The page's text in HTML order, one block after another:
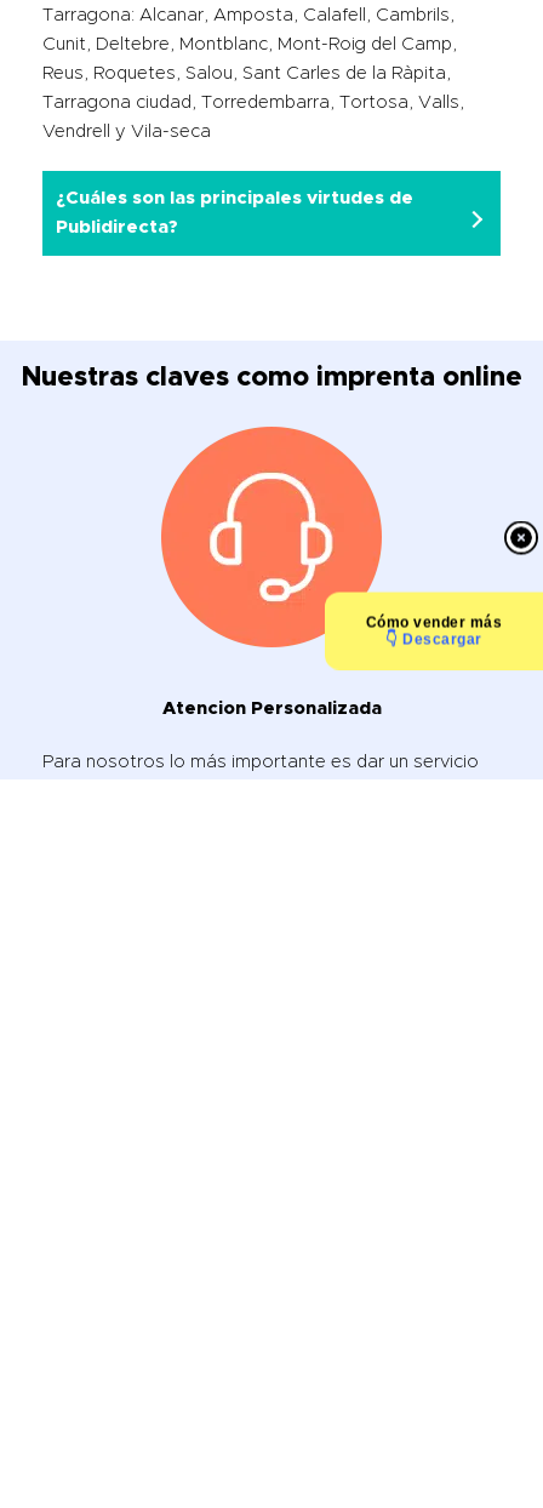
Cómovender más
👇 Descargar
Tarragona: Alcanar, Amposta, Calafell, Cambrils,
Cunit, Deltebre, Montblanc, Mont-Roig del Camp,
Reus, Roquetes, Salou, Sant Carles de la Ràpita,
Tarragona ciudad, Torredembarra, Tortosa, Valls,
Vendrell y Vila-seca
¿Cuáles son las principales virtudes de
Publidirecta?
Nuestras claves como imprenta online
Atencion Personalizada
Para nosotros lo más importante es dar un servicio